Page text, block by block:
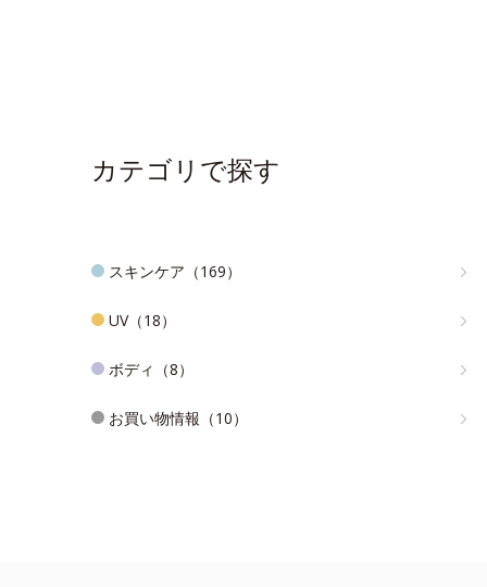
カテゴリで探す
スキンケア（169）
UV（18）
ボディ（8）
お買い物情報（10）